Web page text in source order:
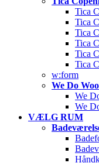
Tica
Tica
Tica
Tica
Tica
Tica
w:form
We Do
We
We
VÆLG RUM